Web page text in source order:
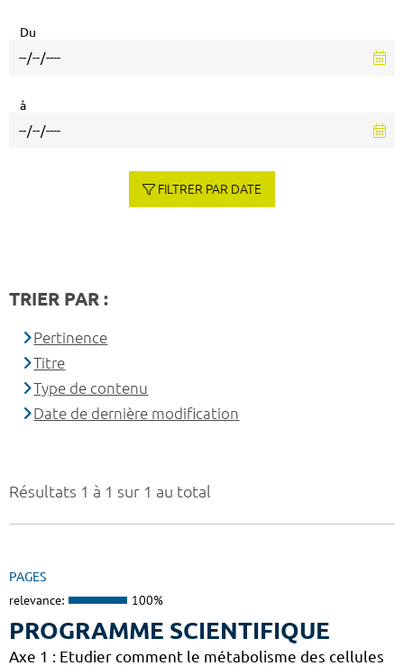
Résultats 1 à 1 sur 1 au total
PAGES
relevance: 100%
PROGRAMME SCIENTIFIQUE
Axe 1 : Etudier comment le métabolisme des cellules
Du
à
FILTRER PAR DATE
TRIER PAR :
Pertinence
Titre
Type de contenu
Date de dernière modification